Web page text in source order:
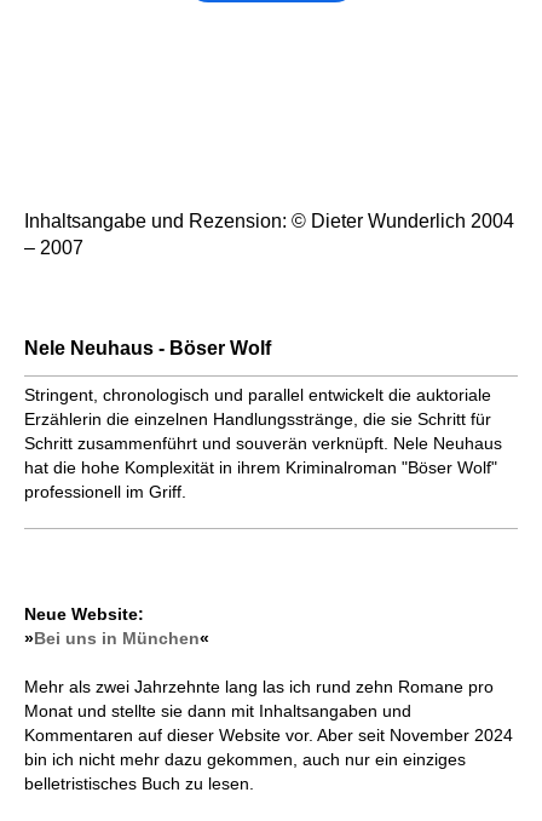
Inhaltsangabe und Rezension: © Dieter Wunderlich 2004
– 2007
Nele Neuhaus - Böser Wolf
Stringent, chronologisch und parallel entwickelt die auktoriale
Erzählerin die einzelnen Handlungsstränge, die sie Schritt für
Schritt zusammenführt und souverän verknüpft. Nele Neuhaus
hat die hohe Komplexität in ihrem Kriminalroman "Böser Wolf"
professionell im Griff.
Neue Website:
»Bei uns in München«
Mehr als zwei Jahrzehnte lang las ich rund zehn Romane pro
Monat und stellte sie dann mit Inhaltsangaben und
Kommentaren auf dieser Website vor. Aber seit November 2024
bin ich nicht mehr dazu gekommen, auch nur ein einziges
belletristisches Buch zu lesen.